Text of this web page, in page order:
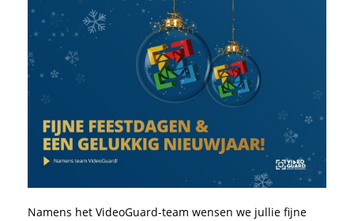
Namens het VideoGuard-team wensen we jullie fijne